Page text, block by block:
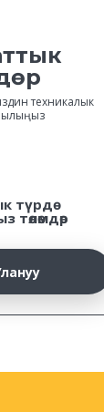
түрдө
төлөмдөр
техникалык